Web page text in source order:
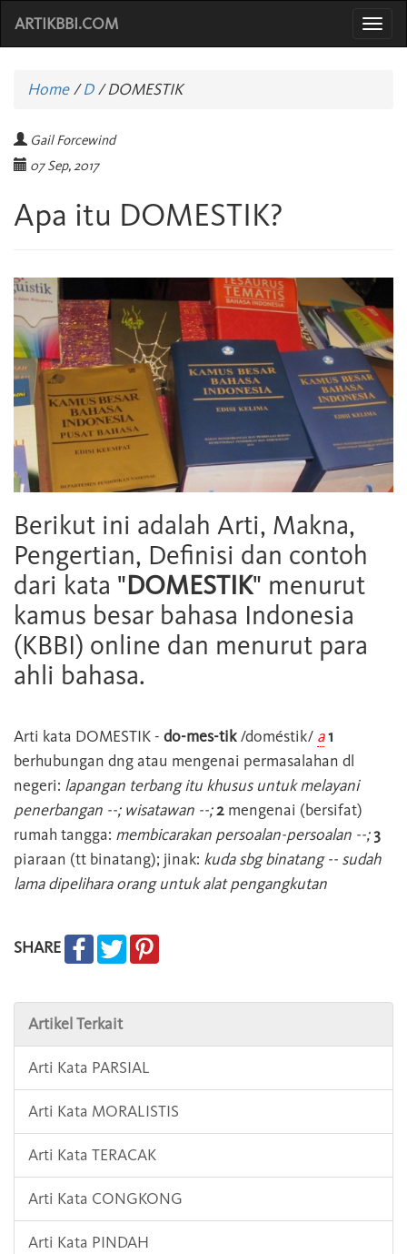
ARTIKBBI.COM
Home/D /DOMESTIK
Gail Forcewind
07 Sep, 2017
Apa itu DOMESTIK?
Berikut ini adalah Arti, Makna,
Pengertian, Definisi dan contoh
dari kata "DOMESTIK" menurut
kamus besar bahasa Indonesia
(KBBI) online dan menurut para
ahli bahasa.
Arti kata DOMESTIK - do-mes-tik/doméstik/ a1
berhubungan dng atau mengenai permasalahan dl
negeri: lapangan terbang itu khusus untuk melayani
penerbangan --; wisatawan --;2 mengenai (bersifat)
rumah tangga: membicarakan persoalan-persoalan --;3
piaraan (tt binatang); jinak: kuda sbg binatang -- sudah
lama dipelihara orang untuk alat pengangkutan
SHARE
Artikel Terkait
Arti Kata PARSIAL
Arti Kata MORALISTIS
Arti Kata TERACAK
Arti Kata CONGKONG
Arti Kata PINDAH